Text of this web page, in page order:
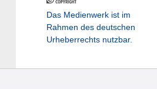
Das Medienwerk ist im
Rahmen des deutschen
Urheberrechts nutzbar.